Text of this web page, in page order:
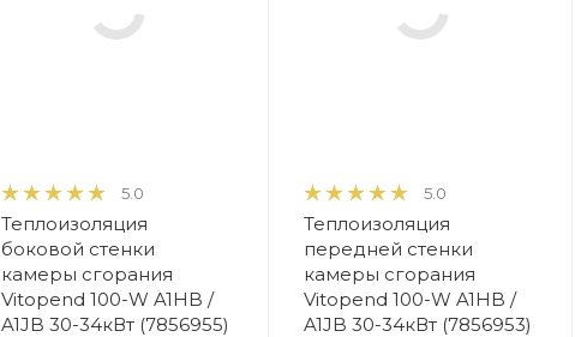
5.0
Теплоизоляция
боковой стенки
камеры сгорания
Vitopend 100-W A1HB /
A1JB 30-34кВт (7856955)
5.0
Теплоизоляция
передней стенки
камеры сгорания
Vitopend 100-W A1HB /
A1JB 30-34кВт (7856953)